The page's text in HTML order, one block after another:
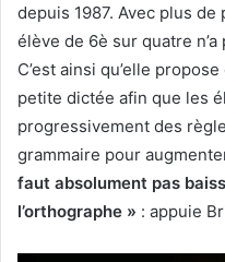
depuis 1987. Avec plus de
élève de 6è sur quatre
C’est ainsi qu’elle
petite dictée afin que les
progressivement des
grammaire pour
faut absolument pas
l’orthographe » : appuie